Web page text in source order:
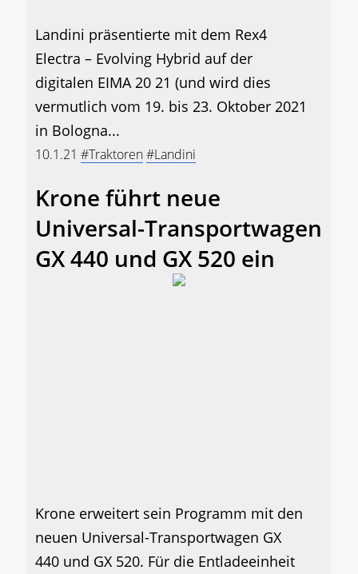
Landini präsentierte mit dem Rex4
Electra – Evolving Hybrid auf der
digitalen EIMA 20 21 (und wird dies
vermutlich vom 19. bis 23. Oktober 2021
in Bologna...
10.1.21 #Traktoren#Landini
Krone führt neue
Universal-Transportwagen
GX 440 und GX 520 ein
Krone erweitert sein Programm mit den
neuen Universal-Transportwagen GX
440 und GX 520. Für die Entladeeinheit